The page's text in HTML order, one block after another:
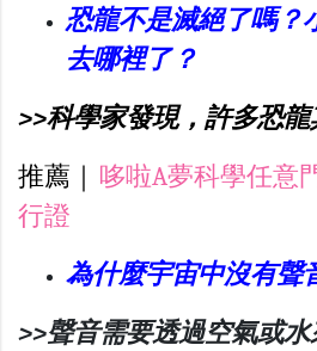
恐龍不是滅絕了嗎？
去哪裡了？
>>科學家發現，許多恐
推薦｜
哆啦A夢科學任意
行證
為什麼宇宙中沒有聲
>>聲音需要透過空氣或